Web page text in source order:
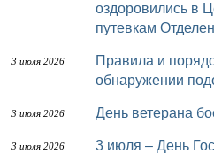
оздоровились в
путевкам
3 июля 2026
Правила и порядок поведения при
обнаружении
3 июля 2026 День ветерана
3 июля 2026
3 июля – День Государственной инспекции